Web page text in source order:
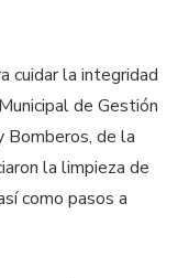
cuidar la integridad
de Gestión
Bomberos, de la
la limpieza de
como pasos a